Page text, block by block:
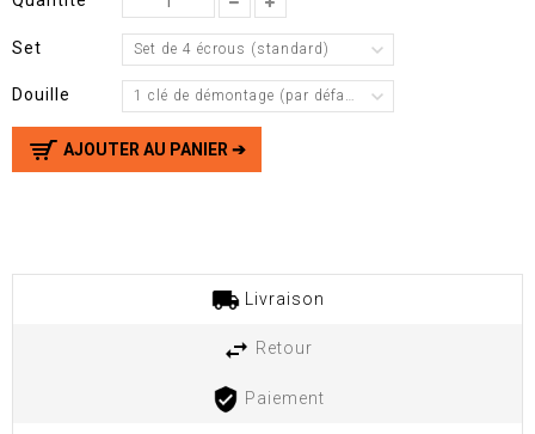
Set Set de 4 écrous (standard)
Douille 1 clé de démontage (par défaut)
AJOUTER AU PANIER ➔
Livraison
Retour
Paiement